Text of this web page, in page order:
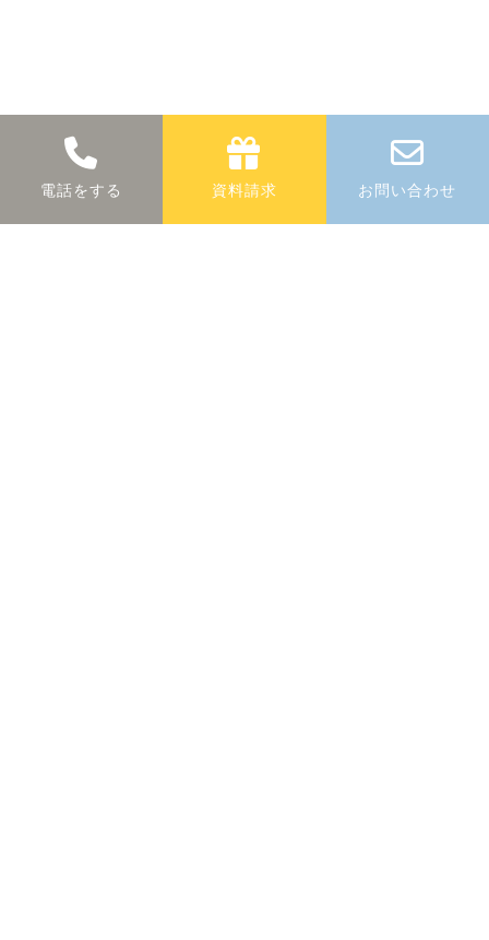
断熱に関する 無料相談
電話をする 資料請求 お問い合わせ